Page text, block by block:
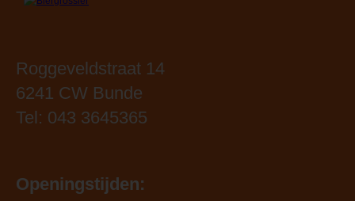
Roggeveldstraat 14
6241 CW Bunde
Tel: 043 3645365
Openingstijden: